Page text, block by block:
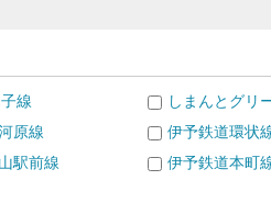
線 しまんとグリ
原線 伊予鉄道環状
駅前線 伊予鉄道本町